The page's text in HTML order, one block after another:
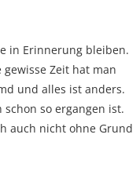
in Erinnerung bleiben.
Zeit hat man
und alles ist anders.
so ergangen ist.
auch nicht ohne Grund